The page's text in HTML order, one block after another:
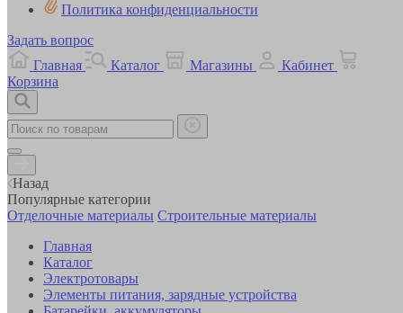
Политика конфиденциальности
Задать вопрос
Главная
Каталог Магазины
Кабинет
Корзина
Назад
Популярные категории
Отделочные материалы Строительные материалы
Главная
Каталог
Электротовары
Элементы питания, зарядные устройства